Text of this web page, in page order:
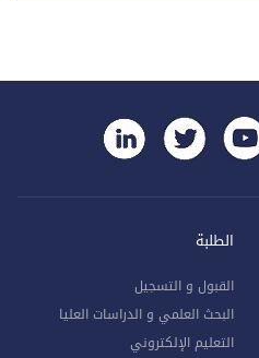
الطلبة
القبول و التسجيل
البحث العلمي و الدراسات العليا
التعليم الإلكتروني